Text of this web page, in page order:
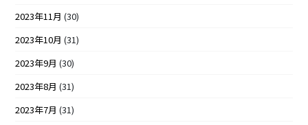
2023年11月 (30)
2023年10月 (31)
2023年9月 (30)
2023年8月 (31)
2023年7月 (31)